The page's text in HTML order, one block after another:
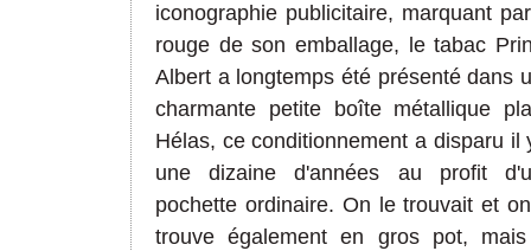
iconographie publicitaire, marquant
rouge de son emballage, le tabac
Albert a longtemps été présenté dans
charmante petite boîte métallique
Hélas, ce conditionnement a disparu il
une dizaine d'années au profit
pochette ordinaire. On le trouvait et
trouve également en gros pot,